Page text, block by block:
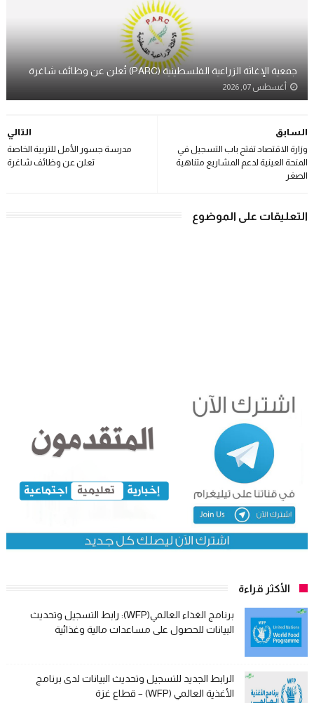
جمعية الإغاثة الزراعية الفلسطينية (PARC) تُعلن عن وظائف شاغرة
أغسطس 07, 2026
التالي
مدرسة جسور الأمل للتربية الخاصة
تعلن عن وظائف شاغرة
السابق
وزارة الاقتصاد تفتح باب التسجيل في
المنحة العينية لدعم المشاريع متناهية
الصغر
التعليقات على الموضوع
الأكثر قراءة
برنامج الغذاء العالمي(WFP): رابط التسجيل وتحديث
البيانات للحصول على مساعدات مالية وغذائية
الرابط الجديد للتسجيل وتحديث البيانات لدى برنامج
الأغذية العالمي (WFP) – قطاع غزة